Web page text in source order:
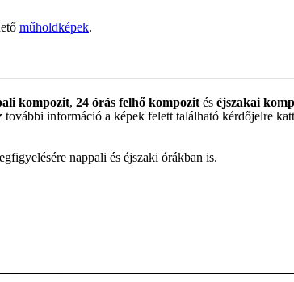
műholdképek.
kompozit, 24 órás felhő kompozit és éjszakai
információ a képek felett található kérdőjelre
nappali és éjszaki órákban is.